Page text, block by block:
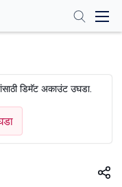
डिमॅट अकाउंट उघडा.